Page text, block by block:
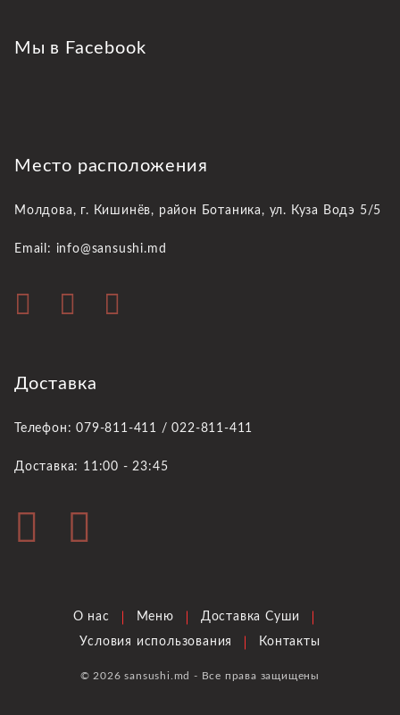
Мы в Facebook
Место расположения
Молдова, г. Кишинёв, район Ботаника, ул. Куза Водэ 5/5
Email: info@sansushi.md
Доставка
Телефон: 079-811-411 / 022-811-411
Доставка: 11:00 - 23:45
О нас Меню
Доставка Суши
Условия использования
Контакты
© 2026 sansushi.md - Все права защищены